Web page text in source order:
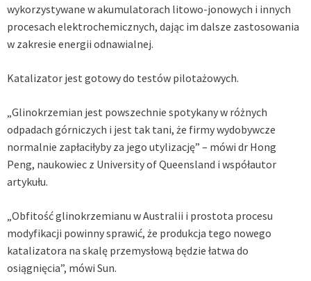
wykorzystywane w akumulatorach litowo-jonowych i innych
procesach elektrochemicznych, dając im dalsze zastosowania
w zakresie energii odnawialnej.
Katalizator jest gotowy do testów pilotażowych.
„Glinokrzemian jest powszechnie spotykany w różnych
odpadach górniczych i jest tak tani, że firmy wydobywcze
normalnie zapłaciłyby za jego utylizację” – mówi dr Hong
Peng, naukowiec z University of Queensland i współautor
artykułu.
„Obfitość glinokrzemianu w Australii i prostota procesu
modyfikacji powinny sprawić, że produkcja tego nowego
katalizatora na skalę przemysłową będzie łatwa do
osiągnięcia”, mówi Sun.